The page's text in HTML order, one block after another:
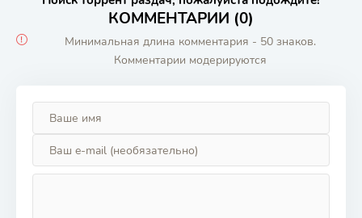
КОММЕНТАРИИ (0)
Минимальная длина комментария - 50 знаков.
Комментарии модерируются